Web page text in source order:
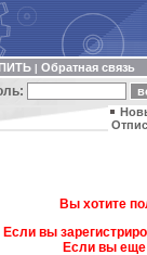
Обратная связь
Вы хотите
Если вы
Если вы еще